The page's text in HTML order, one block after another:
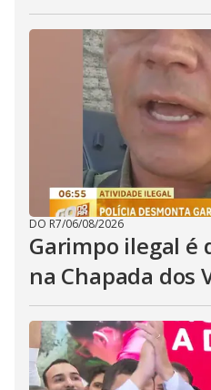
DO R7/06/08/2026
Garimpo ilegal é
na Chapada dos